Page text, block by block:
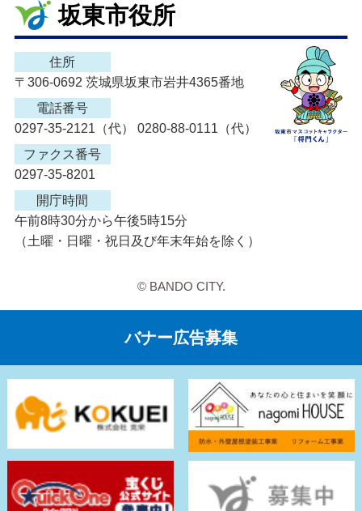
坂東市役所
住所
〒306-0692 茨城県坂東市岩井4365番地
電話番号
0297-35-2121（代） 0280-88-0111（代）
ファクス番号
0297-35-8201
開庁時間
午前8時30分から午後5時15分
（土曜・日曜・祝日及び年末年始を除く）
© BANDO CITY.
バナー広告募集